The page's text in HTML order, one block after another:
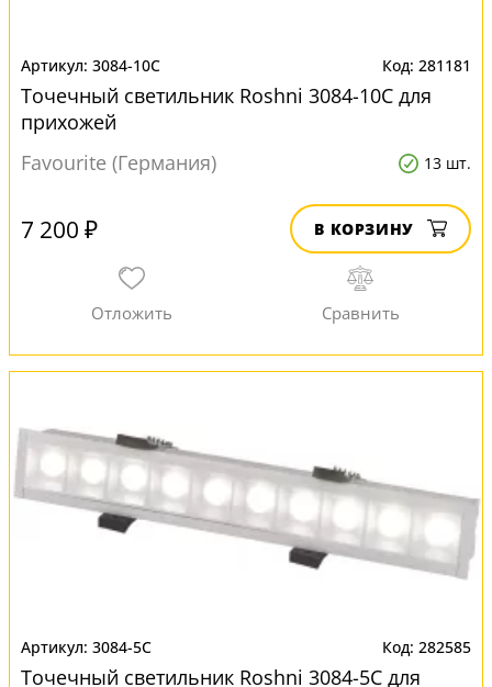
3084-10C 281181
Точечный светильник Roshni 3084-10C для
прихожей
Favourite (Германия)
13 шт.
7 200 ₽ В КОРЗИНУ
3084-5C 282585
Точечный светильник Roshni 3084-5C для